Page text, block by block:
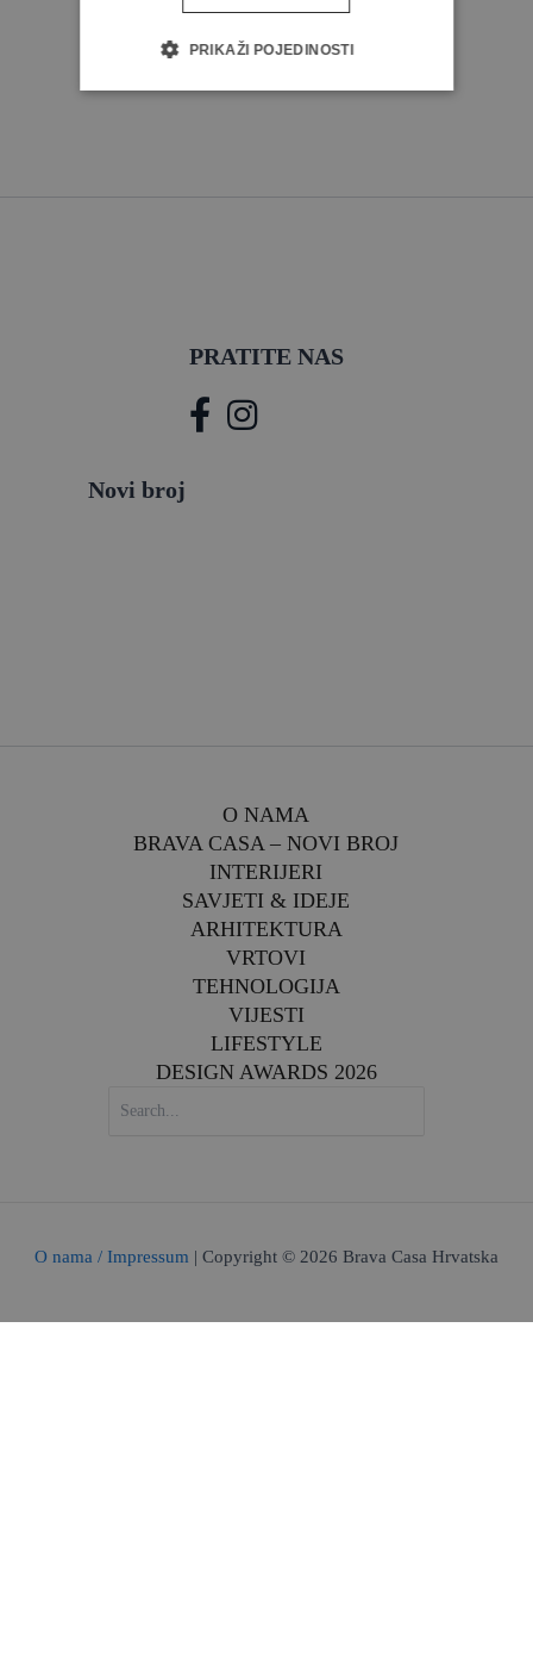
PRATITE NAS
Novi broj
O NAMA
BRAVA CASA – NOVI BROJ
INTERIJERI
SAVJETI & IDEJE
ARHITEKTURA
VRTOVI
TEHNOLOGIJA
VIJESTI
LIFESTYLE
DESIGN AWARDS 2026
FOR:
O nama / Impressum | Copyright © 2026 Brava Casa Hrvatska
PRIKAŽI POJEDINOSTI